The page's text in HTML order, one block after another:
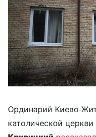
Ординарий Киево-
католической